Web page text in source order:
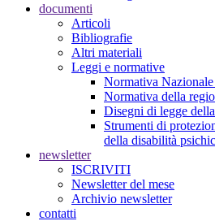
documenti
Articoli
Bibliografie
Altri materiali
Leggi e normative
Normativa
Normativa della
Disegni di legge
Strumenti di
della disabilità
newsletter
ISCRIVITI
Newsletter del mese
Archivio newsletter
contatti